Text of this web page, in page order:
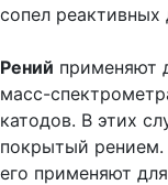
сопел реактивных
Рений применяют
масс-
катодов. В этих
покрытый рением.
его применяют